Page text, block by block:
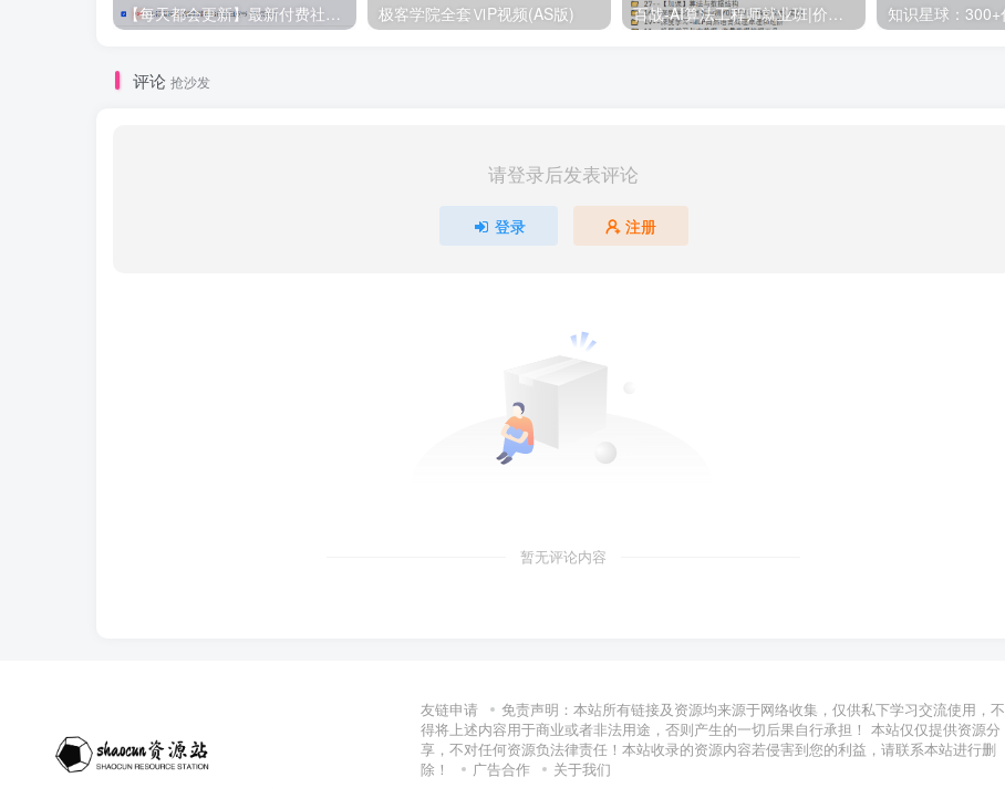
【每天都会更新】最新付费社群公众号文章 极客学院全套ⅥP视频(AS版) 百战-AI算法工程师就业班|价值18980元|冲击百万年薪|完结无秘
评论 抢沙发
请登录后发表评论
登录 注册
暂无评论内容
友链申请
免责声明：本站所有链接及资源均来源于网络收集，仅供私下学习交流使用，不
得将上述内容用于商业或者非法用途，否则产生的一切后果自行承担！ 本站仅仅提供资源分
享，不对任何资源负法律责任！本站收录的资源内容若侵害到您的利益，请联系本站进行删
除！
广告合作 关于我们